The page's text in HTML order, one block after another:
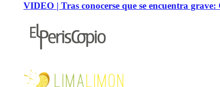
VIDEO | Tras conocerse que se encuentra